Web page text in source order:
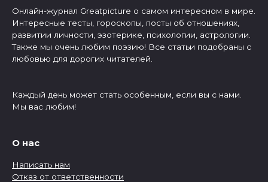
Онлайн-журнал Greatpicture о самом интересном в мире.
Интересные тесты, гороскопы, посты об отношениях,
развитии личности, эзотерике, психологии, астрологии.
Также мы очень любим поэзию! Все статьи подобраны с
любовью для дорогих читателей.
Каждый день может стать особенным, если вы с нами.
Мы вас любим!
О нас
Написать нам
Отказ от ответственности